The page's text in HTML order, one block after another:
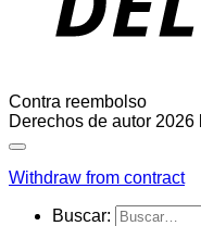
Contra reembolso
Derechos de autor 2026
Withdraw from contract
Buscar: